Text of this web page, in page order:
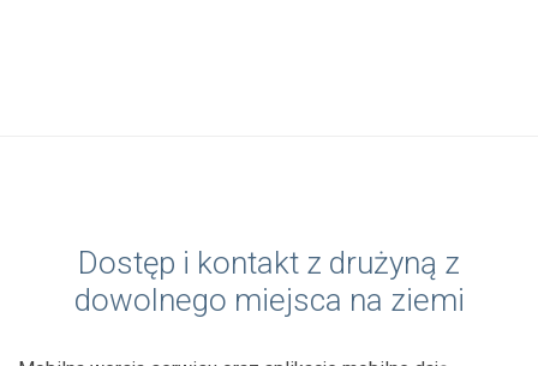
Dostęp i kontakt z drużyną z
dowolnego miejsca na ziemi